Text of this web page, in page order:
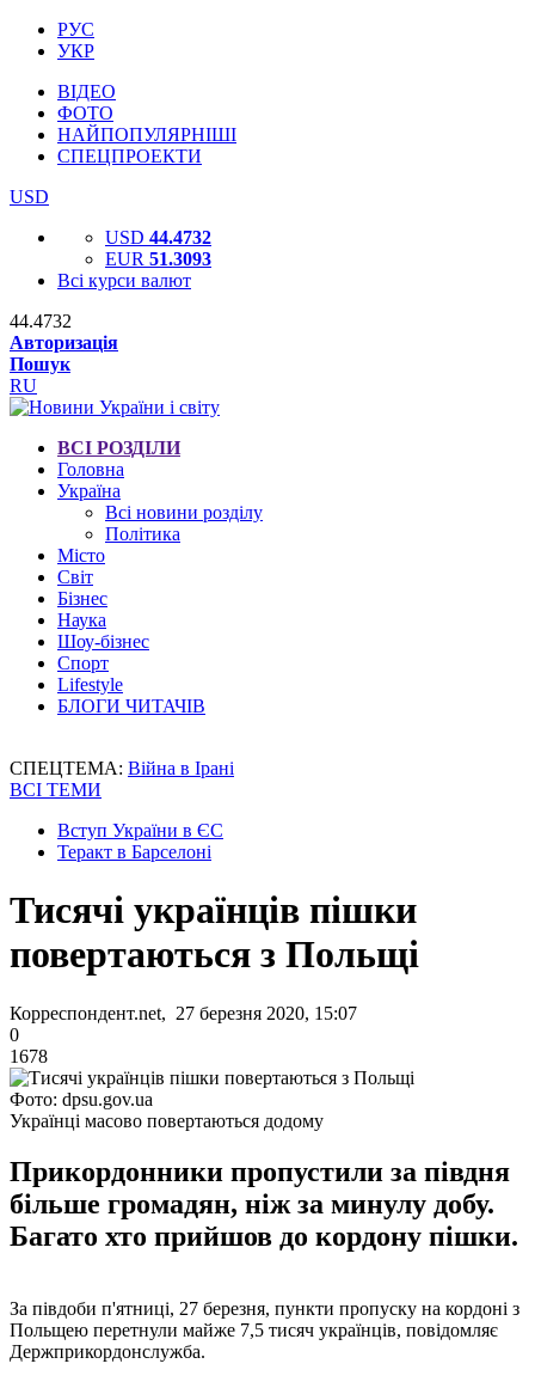
РУС
УКР
ВІДЕО
ФОТО
НАЙПОПУЛЯРНІШІ
СПЕЦПРОЕКТИ
USD
USD 44.4732
EUR 51.3093
Всі курси валют
44.4732
Авторизація
Пошук
RU
ВСІ РОЗДІЛИ
Головна
Україна
Всі новини розділу
Політика
Місто
Світ
Бізнес
Наука
Шоу-бізнес
Спорт
Lifestyle
БЛОГИ ЧИТАЧІВ
СПЕЦТЕМА: Війна в Ірані
ВСІ ТЕМИ
Вступ України в ЄС
Теракт в Барселоні
Тисячі українців пішки
повертаються з Польщі
Корреспондент.net, 27 березня 2020, 15:07
0
1678
Фото: dpsu.gov.ua
Українці масово повертаються додому
Прикордонники пропустили за півдня
більше громадян, ніж за минулу добу.
Багато хто прийшов до кордону пішки.
За півдоби п'ятниці, 27 березня, пункти пропуску на кордоні з
Польщею перетнули майже 7,5 тисяч українців, повідомляє
Держприкордонслужба.